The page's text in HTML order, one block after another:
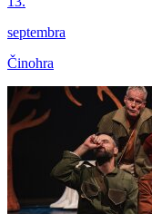
septembra
Činohra